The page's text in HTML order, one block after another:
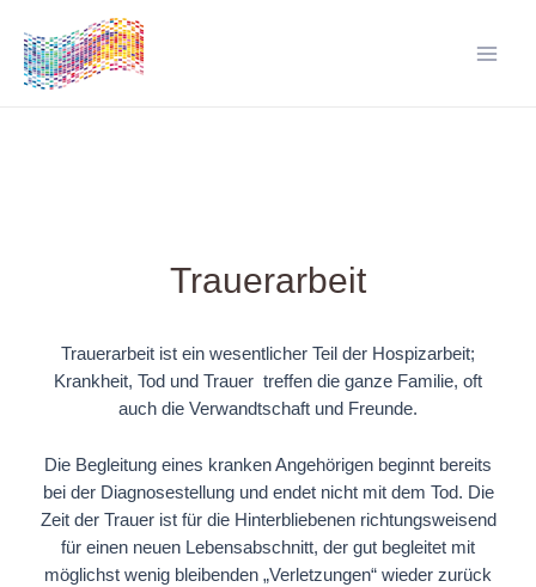
Inhalt
springen
Trauerarbeit
Trauerarbeit ist ein wesentlicher Teil der Hospizarbeit;
Krankheit, Tod und Trauer treffen die ganze Familie, oft
auch die Verwandtschaft und Freunde.
Die Begleitung eines kranken Angehörigen beginnt bereits
bei der Diagnosestellung und endet nicht mit dem Tod. Die
Zeit der Trauer ist für die Hinterbliebenen richtungsweisend
für einen neuen Lebensabschnitt, der gut begleitet mit
möglichst wenig bleibenden „Verletzungen“ wieder zurück